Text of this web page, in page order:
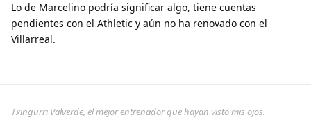
Lo de Marcelino podría significar algo, tiene cuentas
pendientes con el Athletic y aún no ha renovado con el
Villarreal.
Txingurri Valverde, el mejor entrenador que hayan visto mis ojos.